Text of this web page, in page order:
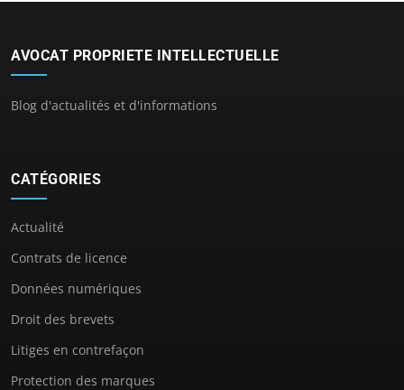
AVOCAT PROPRIETE INTELLECTUELLE
Blog d'actualités et d'informations
CATÉGORIES
Actualité
Contrats de licence
Données numériques
Droit des brevets
Litiges en contrefaçon
Protection des marques